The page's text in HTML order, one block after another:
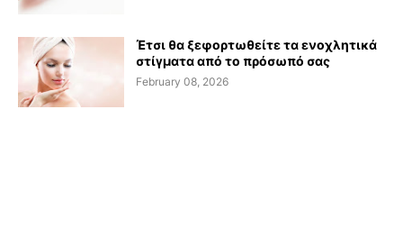
Έτσι θα ξεφορτωθείτε τα ενοχλητικά
στίγματα από το πρόσωπό σας
February 08, 2026